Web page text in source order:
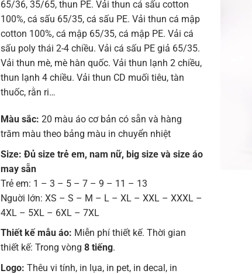
65/36, 35/65, thun PE. Vải thun cá sấu cotton
100%, cá sấu 65/35, cá sấu PE. Vải thun cá mập
cotton 100%, cá mập 65/35, cá mập PE. Vải cá
sấu poly thái 2-4 chiều. Vải cá sấu PE giả 65/35.
Vải thun mè, mè hàn quốc. Vải thun lạnh 2 chiều,
thun lạnh 4 chiều. Vải thun CD muối tiêu, tàn
thuốc, rằn ri…
Màu sắc: 20 màu áo cơ bản có sẵn và hàng
trăm màu theo bảng màu in chuyển nhiệt
Size: Đủ size trẻ em, nam nữ, big size và size áo
may sẵn
Trẻ em: 1 – 3 – 5 – 7 – 9 – 11 – 13
Nguời lớn: XS – S – M – L – XL – XXL – XXXL –
4XL – 5XL – 6XL – 7XL
Thiết kế mẫu áo: Miễn phí thiết kế. Thời gian
thiết kế: Trong vòng 8 tiếng.
Logo: Thêu vi tính, in lụa, in pet, in decal, in